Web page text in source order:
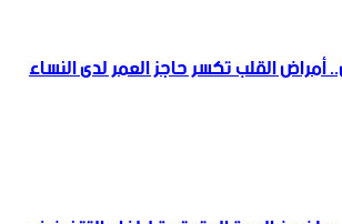
أمراض القلب تكسر حاجز العمر لدى النساء